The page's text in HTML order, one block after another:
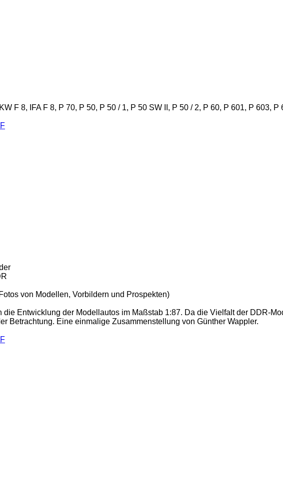
F 8, IFA F 8, P 70, P 50, P 50 / 1, P 50 SW II, P 50 / 2, P 60, P 601, P 603, P
von Modellen, Vorbildern und Prospekten)
Entwicklung der Modellautos im Maßstab 1:87. Da die Vielfalt der DDR-
Betrachtung. Eine einmalige Zusammenstellung von Günther Wappler.